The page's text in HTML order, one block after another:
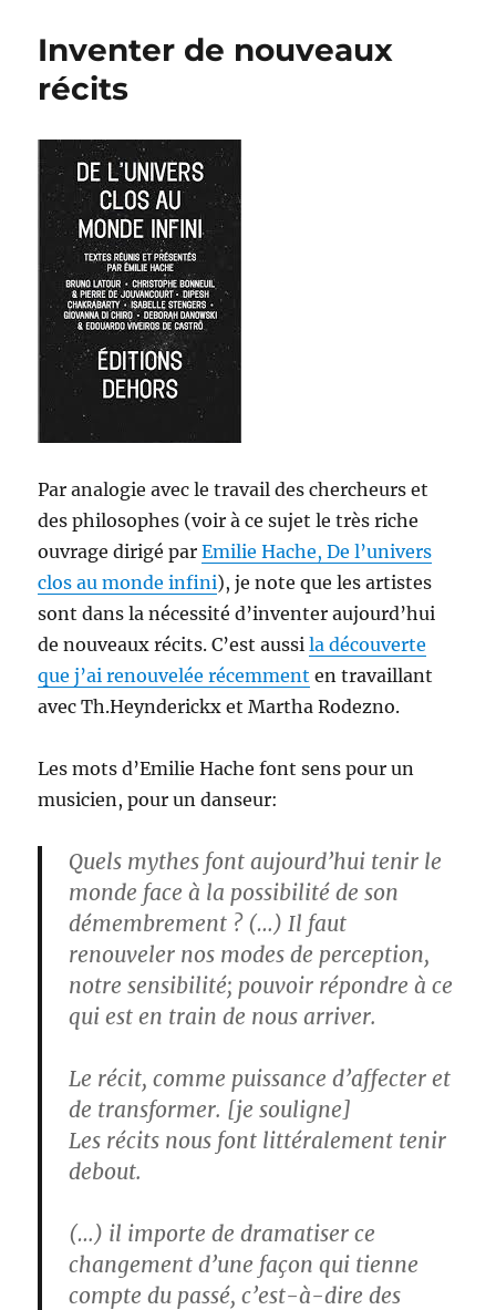
Inventer de nouveaux
récits
Par analogie avec le travail des chercheurs et
des philosophes (voir à ce sujet le très riche
ouvrage dirigé parEmilie Hache, De l’univers
clos au monde infini), je note que les artistes
sont dans la nécessité d’inventer aujourd’hui
de nouveaux récits. C’est aussila découverte
que j’ai renouvelée récemment en travaillant
avec Th.Heynderickx et Martha Rodezno.
Les mots d’Emilie Hache font sens pour un
musicien, pour un danseur:
Quels mythes font aujourd’hui tenir le
monde face à la possibilité de son
démembrement ? (…) Il faut
renouveler nos modes de perception,
notre sensibilité; pouvoir répondre à ce
qui est en train de nous arriver.
Le récit, comme puissance d’affecter et
de transformer. [je souligne]
Les récits nous font littéralement tenir
debout.
(…) il importe de dramatiser ce
changement d’une façon qui tienne
compte du passé, c’est-à-dire des